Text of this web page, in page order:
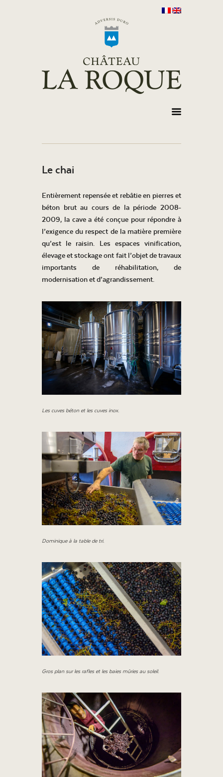
Le chai
Entièrement repensée et rebâtie en pierres et
béton brut au cours de la période 2008-
2009, la cave a été conçue pour répondre à
l’exigence du respect de la matière première
qu’est le raisin. Les espaces vinification,
élevage et stockage ont fait l’objet de travaux
importants de réhabilitation, de
modernisation et d’agrandissement.
Les cuves béton et les cuves inox.
Dominique à la table de tri.
Gros plan sur les rafles et les baies mûries au soleil.